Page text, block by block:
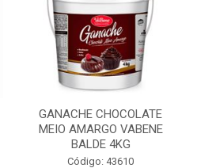
GANACHE CHOCOLATE
MEIO AMARGO VABENE
BALDE 4KG
Código: 43610